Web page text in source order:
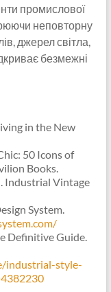
промислової
неповторну
джерел світла,
безмежні
in the New
50 Icons of
Books.
Industrial Vintage
System.
Definitive Guide.
industrial-style-